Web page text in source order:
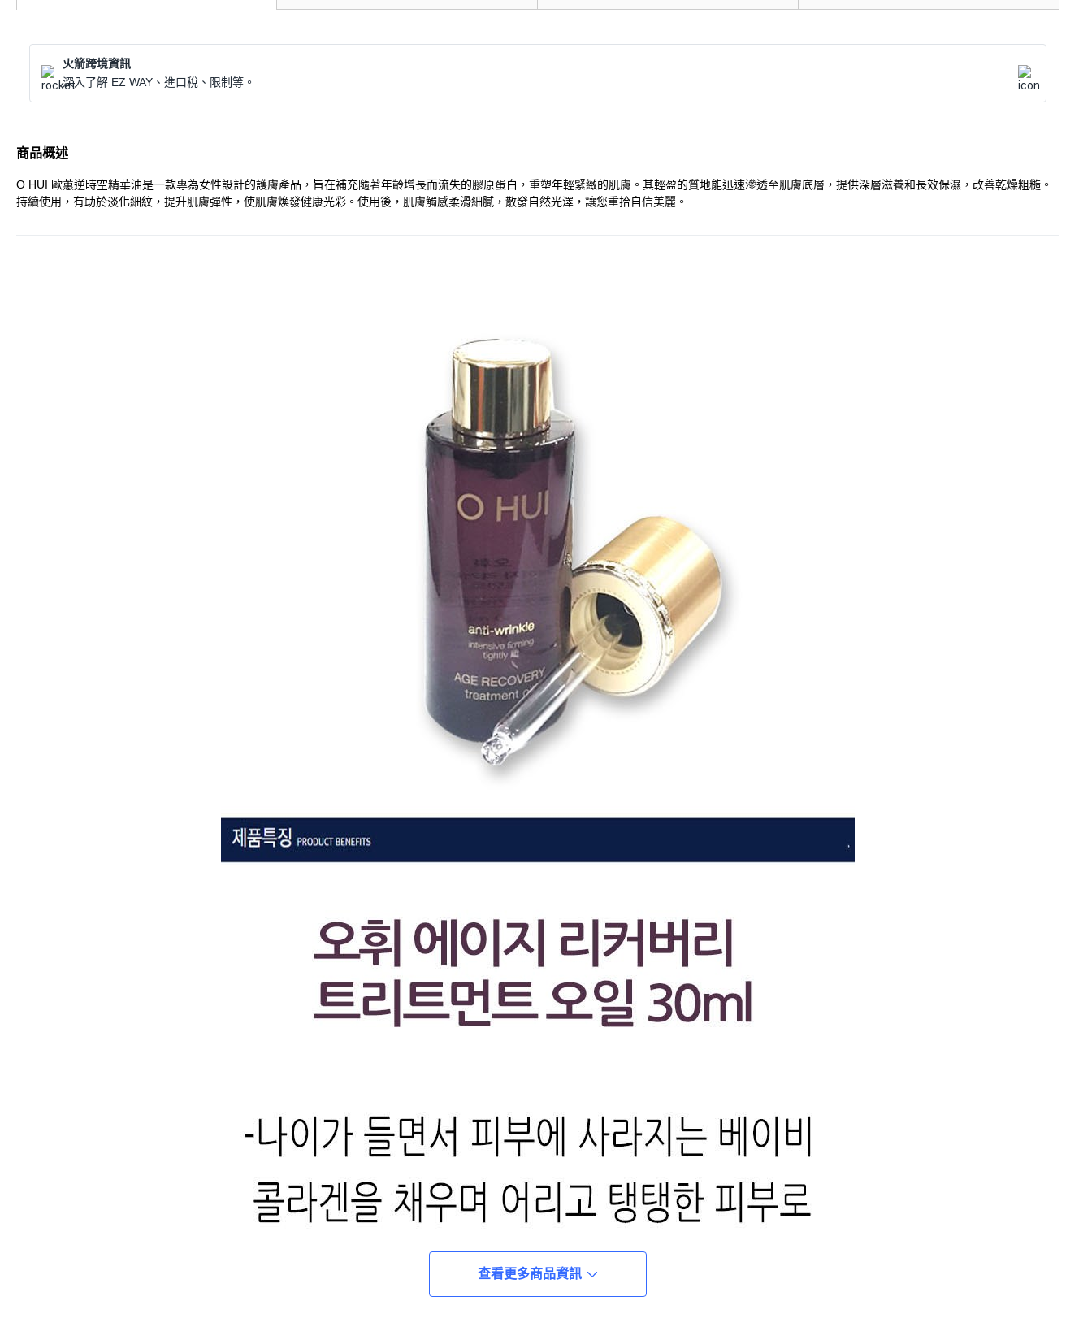
火箭跨境資訊
深入了解 EZ WAY、進口稅、限制等。
商品概述
O HUI 歐蕙逆時空精華油是一款專為女性設計的護膚產品，旨在補充隨著年齡增長而流失的膠原蛋白，重塑年輕緊緻的肌膚。其輕盈的質地能迅速滲透至肌膚底層，提供深層滋養和長效保濕，改善乾燥粗糙。
持續使用，有助於淡化細紋，提升肌膚彈性，使肌膚煥發健康光彩。使用後，肌膚觸感柔滑細膩，散發自然光澤，讓您重拾自信美麗。
查看更多商品資訊